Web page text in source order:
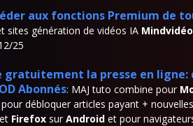
aux fonctions Premium de
sites génération de vidéos IA Mindvidéo
25
gratuitement la presse en ligne:
Abonnés: MAJ tuto combine pour
pour débloquer articles payant +
et Firefox sur Android et pour